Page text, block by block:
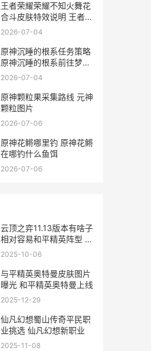
王者荣耀荣耀不知火舞花
合斗皮肤特效说明 王者荣
耀不然
2026-07-04
原神沉睡的根系任务策略
原神沉睡的根系前往梦景
林莽寻找兰贡迪
2026-07-04
原神颗粒果采集路线 元神
颗粒图片
2026-07-06
原神花鳉哪里钓 原神花鳉
在哪钓什么鱼饵
2026-07-06
云顶之弈11.13版本有啥子
相对容易和平精英阵型 云
顶之弈 11.3
2025-10-06
与平精英奥特曼皮肤图片
曝光 和平精英奥特曼上线
2025-12-29
仙凡幻想蜀山传奇平民职
业挑选 仙凡幻想新职业
2025-11-08